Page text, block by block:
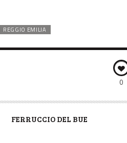
REGGIO EMILIA
0
A
FERRUCCIO DEL BUE